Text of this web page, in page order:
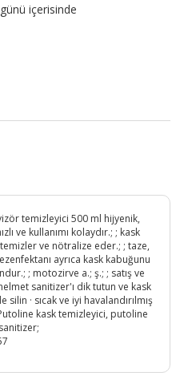
içerisinde
temizleyici 500 ml hijyenik,
ve kullanımı kolaydır.; ; kask
ve nötralize eder.; ; taze,
ayrıca kask kabuğunu
; motozirve a.; ş.; ; satış ve
sanitizer'ı dik tutun ve kask
· sıcak ve iyi havalandırılmış
kask temizleyici, putoline